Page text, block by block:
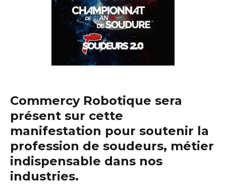
Commercy Robotique sera
présent sur cette
manifestation pour soutenir la
profession de soudeurs, métier
indispensable dans nos
industries.